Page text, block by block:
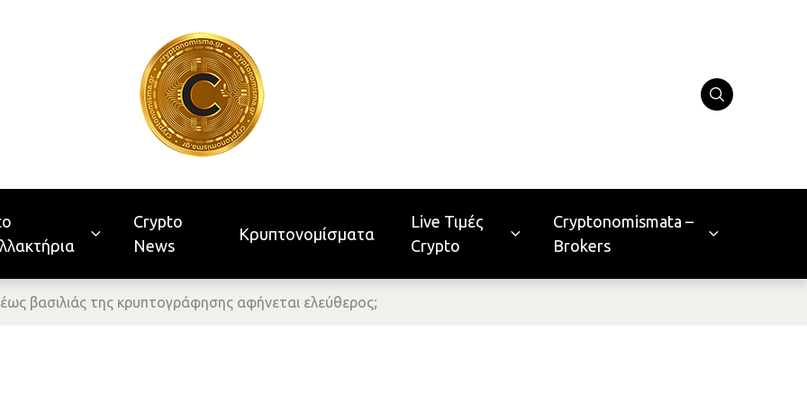
Crypto
News
Κρυπτονομίσματα
Live Τιμές
Crypto
Cryptonomismata –
Brokers
βασιλιάς της κρυπτογράφησης αφήνεται ελεύθερος;